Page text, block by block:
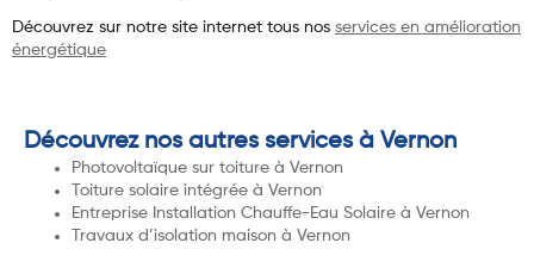
Découvrez sur notre site internet tous nos services en amélioration
énergétique
Découvrez nos autres services à Vernon
Photovoltaïque sur toiture à Vernon
Toiture solaire intégrée à Vernon
Entreprise Installation Chauffe-Eau Solaire à Vernon
Travaux d’isolation maison à Vernon